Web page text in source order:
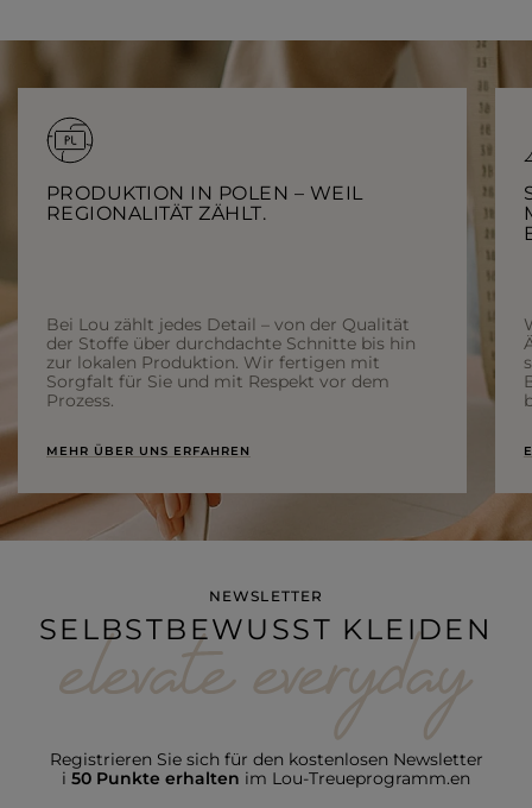
PRODUKTION IN POLEN – WEIL
REGIONALITÄT ZÄHLT.
Bei Lou zählt jedes Detail – von der Qualität
der Stoffe über durchdachte Schnitte bis hin
zur lokalen Produktion. Wir fertigen mit
Sorgfalt für Sie und mit Respekt vor dem
Prozess.
MEHR ÜBER UNS ERFAHREN
NEWSLETTER
SELBSTBEWUSST KLEIDEN
Registrieren Sie sich für den kostenlosen Newsletter
i 50 Punkte erhalten im Lou-Treueprogramm.en